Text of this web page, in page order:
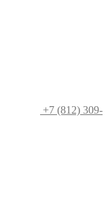
+7 (812) 309-